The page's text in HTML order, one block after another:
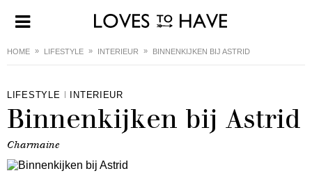
HOME LIFESTYLE INTERIEUR BINNENKIJKEN BIJ ASTRID
LIFESTYLE INTERIEUR
Binnenkijken bij Astrid
Charmaine